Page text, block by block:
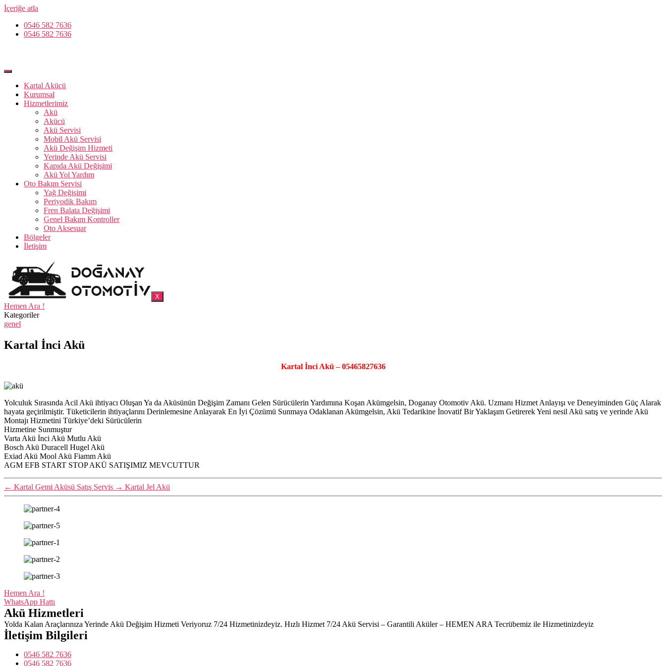
İçeriğe atla
0546 582 7636
0546 582 7636
Kartal Akücü
Kurumsal
Hizmetlerimiz
Akü
Akücü
Akü Servisi
Mobil Akü Servisi
Akü Değişim Hizmeti
Yerinde Akü Servisi
Kapıda Akü Değişimi
Akü Yol Yardım
Oto Bakım Servisi
Yağ Değişimi
Periyodik Bakım
Fren Balata Değişimi
Genel Bakım Kontroller
Oto Aksesuar
Bölgeler
İletişim
X
Hemen Ara !
Kategoriler
genel
Kartal İnci Akü
Kartal İnci Akü – 05465827636
Yolculuk Sırasında Acil Akü ihtiyacı Oluşan Ya da Aküsünün Değişim Zamanı Gelen Sürücülerin Yardımına Koşan Akümgelsin, Doganay Otomotiv Akü. Uzmanı Hizmet Anlayışı ve Deneyiminden Güç Alarak
hayata geçirilmiştir. Tüketicilerin ihtiyaçlarını Derinlemesine Anlayarak En İyi Çözümü Sunmaya Odaklanan Akümgelsin, Akü Tedarikine İnovatif Bir Yaklaşım Getirerek Yeni nesil Akü satış ve yerinde Akü
Montajı Hizmetini Türkiye’deki Sürücülerin
Hizmetine Sunmuştur
Varta Akü İnci Akü Mutlu Akü
Bosch Akü Duracell Hugel Akü
Exiad Akü Mool Akü Fiamm Akü
AGM EFB START STOP AKÜ SATIŞIMIZ MEVCUTTUR
← Kartal Gemi Aküsü Satış Servis → Kartal Jel Akü
Hemen Ara !
WhatsApp Hattı
Akü Hizmetleri
Yolda Kalan Araçlarınıza Yerinde Akü Değişim Hizmeti Veriyoruz 7/24 Hizmetinizdeyiz. Hızlı Hizmet 7/24 Akü Servisi – Garantili Aküler – HEMEN ARA Tecrübemiz ile Hizmetinizdeyiz
İletişim Bilgileri
0546 582 7636
0546 582 7636